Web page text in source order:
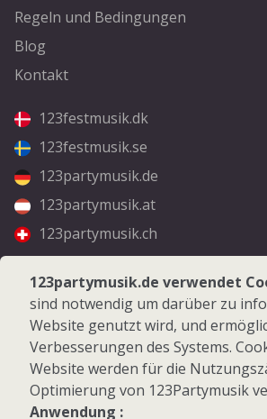
Regeln und Bedingungen
Blog
Kontakt
123festmusik.dk
123festmusik.se
123partymusik.de
123partymusik.at
123partymusik.ch
Folgen Sie uns
Facebook
Instagram
123partymusik.de verwendet
sind notwendig um darüber zu
Website genutzt wird, und
Verbesserungen des Systems.
Website werden für die
Optimierung von 123Partymusik
Anwendung :